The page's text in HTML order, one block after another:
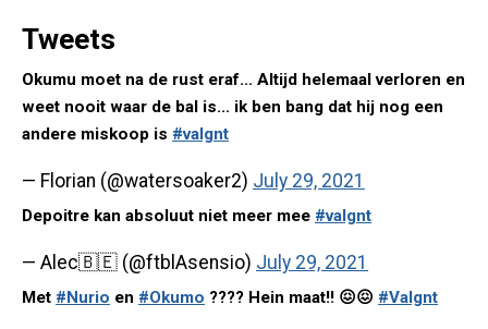
Tweets
Okumu moet na de rust eraf... Altijd helemaal verloren en
weet nooit waar de bal is... ik ben bang dat hij nog een
andere miskoop is #valgnt
— Florian (@watersoaker2) July 29, 2021
Depoitre kan absoluut niet meer mee #valgnt
— Alec🇧🇪 (@ftblAsensio) July 29, 2021
Met #Nurio en #Okumo ???? Hein maat!! 😖😖 #Valgnt